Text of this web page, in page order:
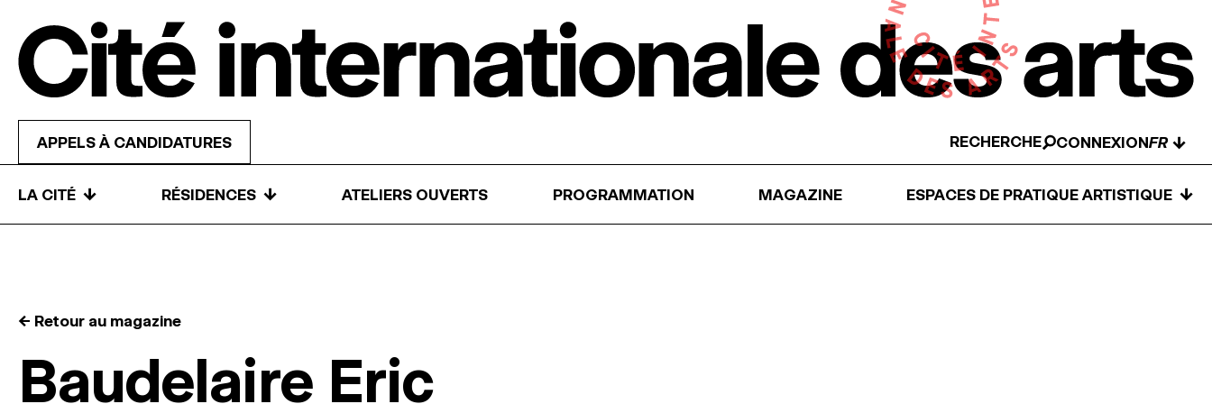
APPELS À CANDIDATURES RECHERCHE CONNEXION ↓
LA CITÉ ↓ RÉSIDENCES ↓ ATELIERS OUVERTS PROGRAMMATION MAGAZINE ESPACES DE PRATIQUE ARTISTIQUE ↓
← Retour au magazine
Baudelaire Eric